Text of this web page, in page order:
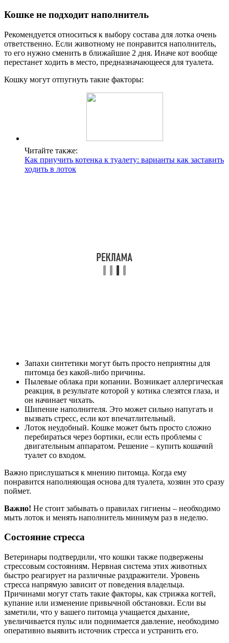
Кошке не подходит наполнитель
Рекомендуется относиться к выбору состава для лотка очень
ответственно. Если животному не понравится наполнитель,
то его нужно сменить в ближайшие 2 дня. Иначе кот вообще
перестанет ходить в место, предназначающееся для туалета.
Кошку могут отпугнуть такие факторы:
Читайте также:
Как приучить котенка к туалету: варианты как заставить
ходить в лоток
Запахи синтетики могут быть просто неприятны для
питомца без какой-либо причины.
Пылевые облака при копании. Возникает аллергическая
реакция, в результате которой у котика слезятся глаза, и
он начинает чихать.
Шипение наполнителя. Это может сильно напугать и
вызвать стресс, если кот впечатлительный.
Лоток неудобный. Кошке может быть просто сложно
перебираться через бортики, если есть проблемы с
двигательным аппаратом. Решение – купить кошачий
туалет со входом.
Важно прислушаться к мнению питомца. Когда ему
понравится наполняющая основа для туалета, хозяин это сразу
поймет.
Важно! Не стоит забывать о правилах гигиены – необходимо
мыть лоток и менять наполнитель минимум раз в неделю.
Состояние стресса
Ветеринары подтвердили, что кошки также подвержены
стрессовым состояниям. Нервная система этих животных
быстро реагирует на различные раздражители. Уровень
стресса напрямую зависит от поведения владельца.
Причинами могут стать такие факторы, как стрижка когтей,
купание или изменение привычной обстановки. Если вы
заметили, что у вашего питомца учащается дыхание,
увеличивается пульс или поднимается давление, необходимо
оперативно выявить источник стресса и устранить его.